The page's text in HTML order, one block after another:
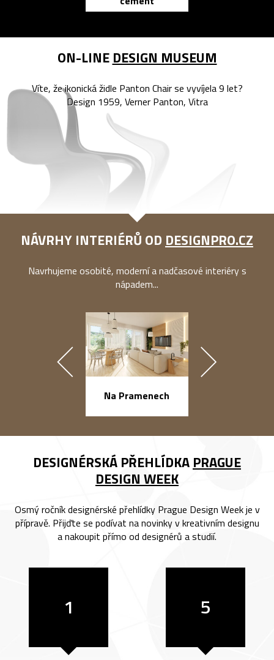
ON-LINE DESIGN MUSEUM
Víte, že ikonická židle Panton Chair se vyvíjela 9 let?
Design 1959, Verner Panton, Vitra
NÁVRHY INTERIÉRŮ OD DESIGNPRO.CZ
Navrhujeme osobité, moderní a nadčasové interiéry s
nápadem...
Na Pramenech
DESIGNÉRSKÁ PŘEHLÍDKA PRAGUE
DESIGN WEEK
Osmý ročník designérské přehlídky Prague Design Week je v
přípravě. Přijďte se podívat na novinky v kreativním designu
a nakoupit přímo od designérů a studií.
1 5